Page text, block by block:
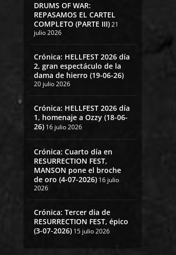
DRUMS OF WAR:
REPASAMOS EL CARTEL
COMPLETO (PARTE III)21
julio 2026
Crónica: HELLFEST 2026 día
2, gran espectáculo de la
dama de hierro (19-06-26)
20 julio 2026
Crónica: HELLFEST 2026 día
1, homenaje a Ozzy (18-06-
26) 16 julio 2026
Crónica: Cuarto día en
RESURRECTION FEST,
MANSON pone el broche
de oro (4-07-2026) 16 julio
2026
Crónica: Tercer dia de
RESURRECTION FEST, épico
(3-07-2026) 15 julio 2026